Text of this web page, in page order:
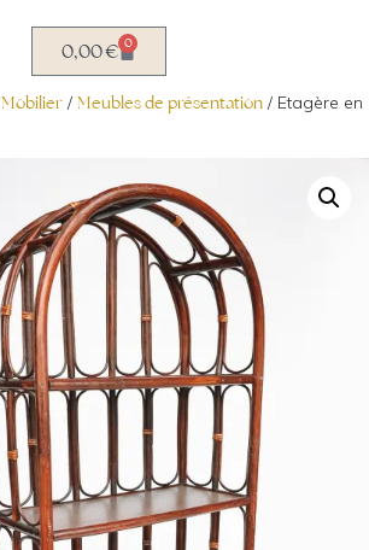
0,00€ 0
Mobilier / Meubles de présentation / Etagère en